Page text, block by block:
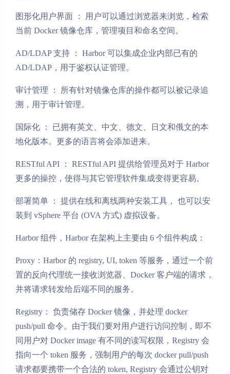
图形化用户界面 ： 用户可以通过浏览器来浏览，检索
当前 Docker 镜像仓库，管理项目和命名空间。
AD/LDAP 支持 ： Harbor 可以集成企业内部已有的
AD/LDAP，用于鉴权认证管理。
审计管理 ： 所有针对镜像仓库的操作都可以被记录追
溯，用于审计管理。
国际化 ： 已拥有英文、中文、德文、日文和俄文的本
地化版本。更多的语言将会添加进来。
RESTful API ： RESTful API 提供给管理员对于 Harbor
更多的操控，使得与其它管理软件集成变得更容易。
部署简单 ： 提供在线和离线两种安装工具， 也可以安
装到 vSphere 平台 (OVA 方式) 虚拟设备。
Harbor 组件，Harbor 在架构上主要由 6 个组件构成：
Proxy：Harbor 的 registry, UI, token 等服务，通过一个前
置的反向代理统一接收浏览器、Docker 客户端的请求，
并将请求转发给后端不同的服务。
Registry： 负责储存 Docker 镜像，并处理 docker
push/pull 命令。由于我们要对用户进行访问控制，即不
同用户对 Docker image 有不同的读写权限，Registry 会
指向一个 token 服务，强制用户的每次 docker pull/push
请求都要携带一个合法的 token, Registry 会通过公钥对